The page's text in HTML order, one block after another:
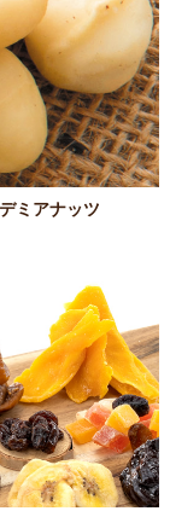
ミアナッツ